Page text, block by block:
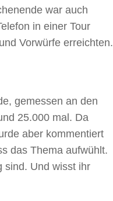
war auch
in einer Tour
Vorwürfe erreichten.
gemessen an den
25.000 mal. Da
aber kommentiert
das Thema aufwühlt.
sind. Und wisst ihr